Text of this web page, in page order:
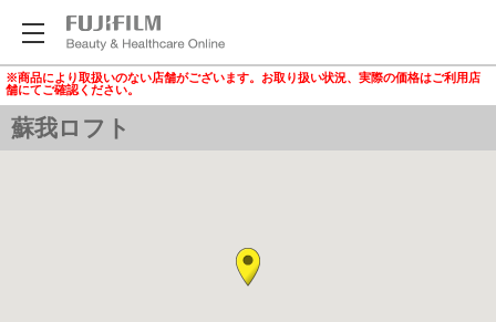
※商品により取扱いのない店舗がございます。お取り扱い状況、実際の価格はご利用店
舗にてご確認ください。
蘇我ロフト